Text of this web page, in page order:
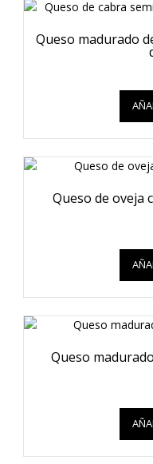
Queso madurado
Queso de oveja
Queso